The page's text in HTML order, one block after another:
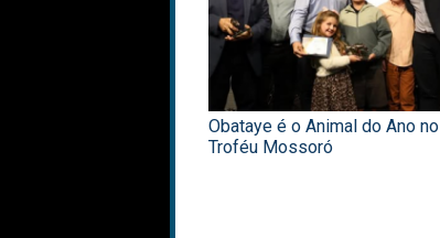
Obataye é o Animal do Ano no
Troféu Mossoró